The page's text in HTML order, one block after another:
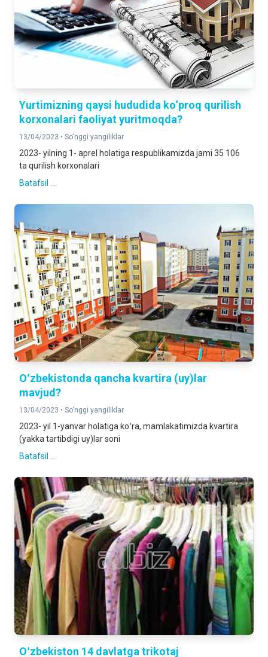
Yurtimizning qaysi hududida ko‘proq qurilish
korxonalari faoliyat yuritmoqda?
13/04/2023 • So‘nggi yangiliklar
2023- yilning 1- aprel holatiga respublikamizda jami 35 106
ta qurilish korxonalari
Batafsil ...
Oʻzbekistonda qancha kvartira (uy)lar
mavjud?
13/04/2023 • So‘nggi yangiliklar
2023- yil 1-yanvar holatiga koʻra, mamlakatimizda kvartira
(yakka tartibdigi uy)lar soni
Batafsil ...
Oʻzbekiston 14 davlatga trikotaj